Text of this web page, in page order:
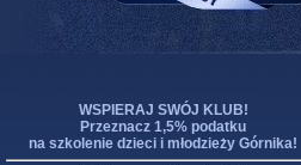
WSPIERAJ SWÓJ KLUB!
Przeznacz 1,5% podatku
na szkolenie dzieci i młodzieży Górnika!